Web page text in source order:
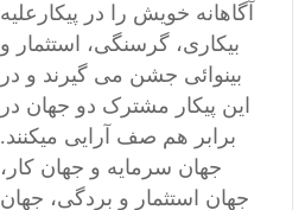
آگاهانه خویش را در پیکارعلیه
بیکاری، گرسنگی، استثمار و
بینوائی جشن می گیرند و در
این پیکار مشترک دو جهان در
برابر هم صف آرایی میکنند.
جهان سرمایه و جهان کار،
جهان استثمار و بردگی، جهان